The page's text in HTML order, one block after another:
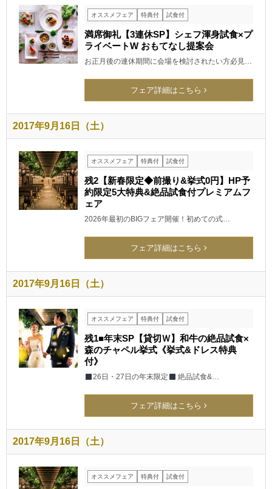
オススメフェア 特典付 試食付
満席御礼【3連休SP】シェフ渾身試食×プ
ライベートW おもてなし提案会
お正月後の連休期間に会場を検討されたい方必見…
フェア詳細はこちら
2017年9月16日（土）
オススメフェア 特典付 試食付
残2【新春限定◆前撮り&挙式0円】HP予
約限定5大特典&絶品試食付プレミアムフ
ェア
2026年最初のBIGフェア開催！初めての式…
フェア詳細はこちら
2017年9月16日（土）
オススメフェア 特典付 試食付
残1■年末SP【貸切Ｗ】和牛の絶品試食×
森のチャペル挙式《挙式&ドレス特典
付》
26日・27日の年末限定 絶品試食&…
フェア詳細はこちら
2017年9月16日（土）
オススメフェア 特典付 試食付